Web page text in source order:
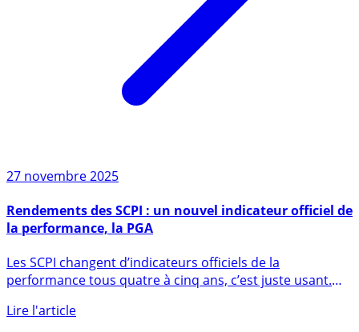
Rendements des SCPI : un nouvel indicateur officiel de
Les SCPI changent d’indicateurs officiels de la
performance tous quatre à cinq ans, c’est juste usant.
Cela montre (...)